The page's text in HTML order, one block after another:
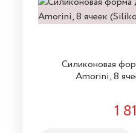
Силиконовая
Amorini, 8
1